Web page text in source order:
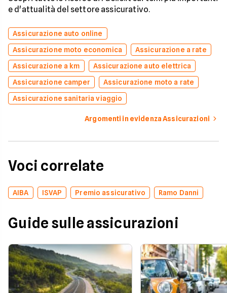
e d'attualità del settore assicurativo.
Assicurazione auto online
Assicurazione moto economica
Assicurazione a rate
Assicurazione a km
Assicurazione auto elettrica
Assicurazione camper
Assicurazione moto a rate
Assicurazione sanitaria viaggio
Argomenti in evidenza Assicurazioni
Voci correlate
AIBA ISVAP Premio assicurativo Ramo Danni
Guide sulle assicurazioni